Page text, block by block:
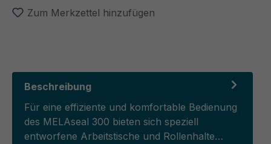
Zum Merkzettel hinzufügen
Beschreibung
Für eine effiziente und komfortable Bedienung
des MELAseal 300 bieten sich speziell
entworfene Arbeitstische und Rollenhalte…